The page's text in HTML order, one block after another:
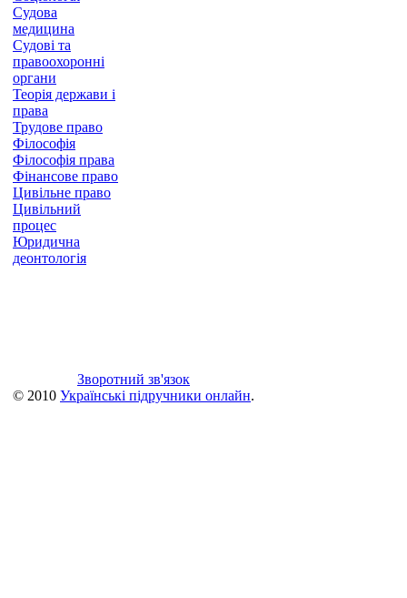
Судова
медицина
Судові та
правоохоронні
органи
Теорія держави і
права
Трудове право
Філософія
Філософія права
Фінансове право
Цивільне право
Цивільний
процес
Юридична
деонтологія
Зворотний зв'язок
© 2010 Українські підручники онлайн.